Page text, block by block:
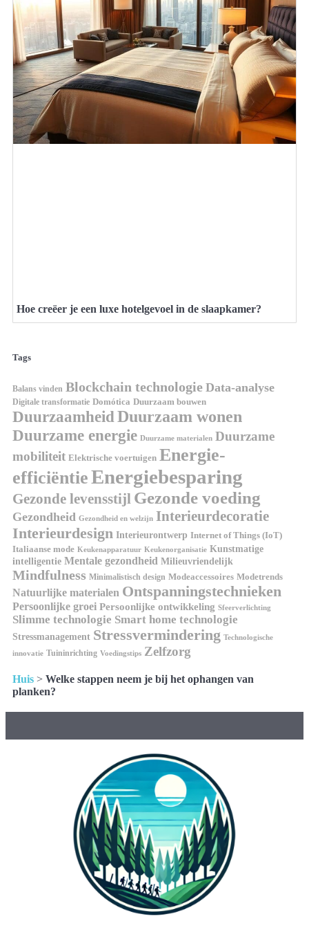
Hoe creëer je een luxe hotelgevoel in de slaapkamer?
Tags
Balans vinden Blockchain technologie Data-analyse
Digitale transformatie Domótica Duurzaam bouwen
Duurzaamheid Duurzaam wonen
Duurzame energie Duurzame materialen Duurzame
mobiliteit Elektrische voertuigen Energie-
efficiëntieEnergiebesparing
Gezonde levensstijl Gezonde voeding
Gezondheid Gezondheid en welzijn Interieurdecoratie
Interieurdesign Interieurontwerp Internet of Things (IoT)
Italiaanse mode Keukenapparatuur Keukenorganisatie Kunstmatige
intelligentie Mentale gezondheid Milieuvriendelijk
Mindfulness Minimalistisch design Modeaccessoires Modetrends
Natuurlijke materialen Ontspanningstechnieken
Persoonlijke groei Persoonlijke ontwikkeling Sfeerverlichting
Slimme technologie Smart home technologie
Stressmanagement Stressvermindering Technologische
innovatie Tuininrichting Voedingstips Zelfzorg
Huis > Welke stappen neem je bij het ophangen van
planken?